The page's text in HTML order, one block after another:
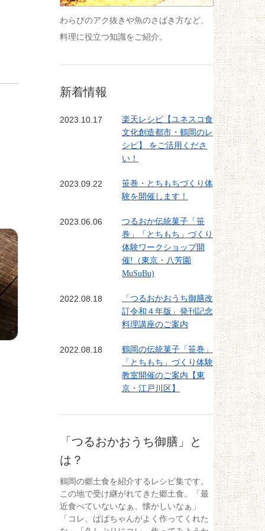
わらびのアク抜きや魚のさばき方など、
料理に役立つ知識をご紹介。
新着情報
2023.10.17
楽天レシピ【ユネスコ食
文化創造都市・鶴岡のレ
シピ】 をご活用くださ
い！
2023.09.22
笹巻・とちもちづくり体
験を開催します！
2023.06.06
つるおか伝統菓子「笹
巻」「とちもち」づくり
体験ワークショップ開
催!（東京・八芳園
MuSuBu)
2022.08.18
「つるおかおうち御膳改
訂令和４年版」発刊記念
料理講座のご案内
2022.08.18
鶴岡の伝統菓子「笹巻」
「とちもち」づくり体験
教室開催のご案内【東
京・江戸川区】
「つるおかおうち御膳」と
は？
鶴岡の郷土食を紹介するレシピ集です。
この地で受け継がれてきた郷土食。「最
近食べていないなぁ、懐かしいなぁ」
「コレ、ばばちゃんがよく作ってくれた